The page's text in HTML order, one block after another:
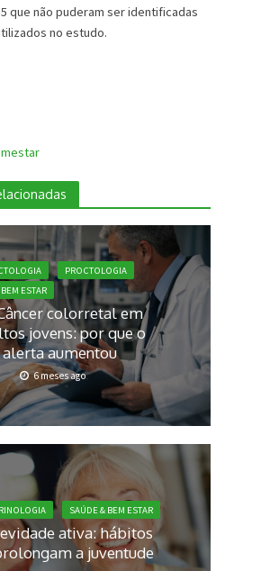
que não puderam ser identificadas
no estudo.
PROCTOLOGIA
ESTAR
colorretal em
jovens: por que o
alerta aumentou
6 meses ago
SAÚDE & BEM ESTAR
ativa: hábitos
a juventude